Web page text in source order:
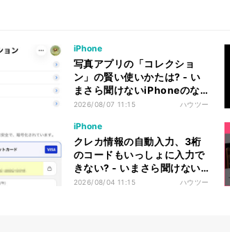
iPhone
写真アプリの「コレクショ
ン」の賢い使いかたは? - い
まさら聞けないiPhoneのな
ぜ
2026/08/07 11:15 ハウツー
iPhone
クレカ情報の自動入力、3桁
のコードもいっしょに入力で
きない? - いまさら聞けない
iPhoneのなぜ
2026/08/04 11:15 ハウツー